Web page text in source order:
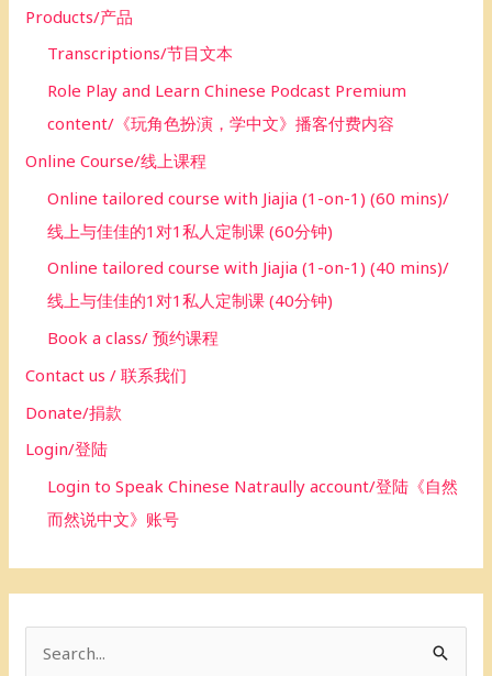
Products/产品
Transcriptions/节目文本
Role Play and Learn Chinese Podcast Premium
content/《玩角色扮演，学中文》播客付费内容
Online Course/线上课程
Online tailored course with Jiajia (1-on-1) (60 mins)/
线上与佳佳的1对1私人定制课 (60分钟)
Online tailored course with Jiajia (1-on-1) (40 mins)/
线上与佳佳的1对1私人定制课 (40分钟)
Book a class/ 预约课程
Contact us / 联系我们
Donate/捐款
Login/登陆
Login to Speak Chinese Natraully account/登陆《自然
而然说中文》账号